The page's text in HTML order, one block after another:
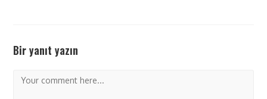
Bir yanıt yazın